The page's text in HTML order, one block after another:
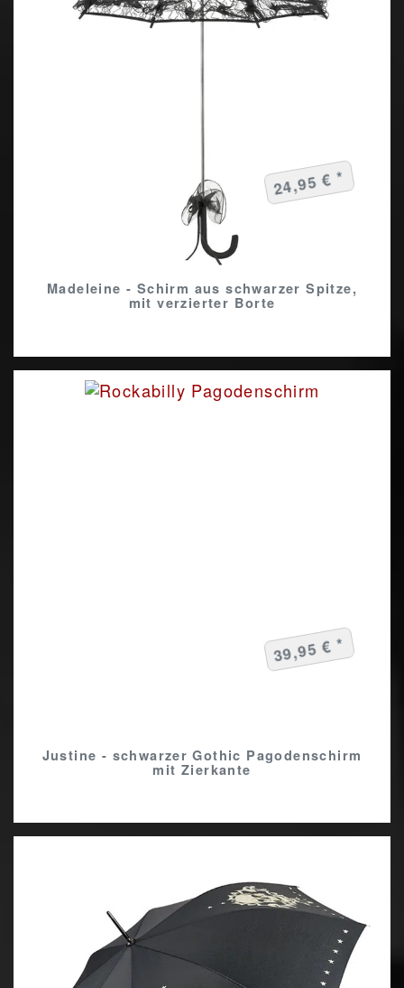
Madeleine - Schirm aus schwarzer Spitze,
mit verzierter Borte
24,95 € *
Justine - schwarzer Gothic Pagodenschirm
mit Zierkante
39,95 € *